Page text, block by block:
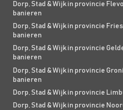
Dorp, Stad & Wijk in provincie
banieren
Dorp, Stad & Wijk in provincie
banieren
Dorp, Stad & Wijk in provincie
banieren
Dorp, Stad & Wijk in provincie
banieren
Dorp, Stad & Wijk in provincie
Dorp, Stad & Wijk in provincie